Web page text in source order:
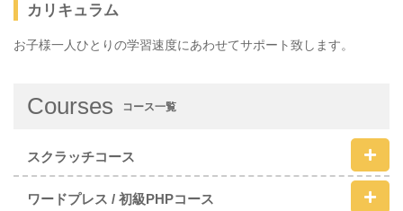
カリキュラム
お子様一人ひとりの学習速度にあわせてサポート致します。
Courses コース一覧
スクラッチコース
ワードプレス / 初級PHPコース